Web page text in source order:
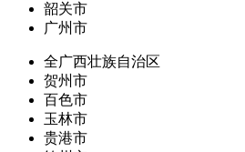
韶关市
广州市
全广西壮族自治区
贺州市
百色市
玉林市
贵港市